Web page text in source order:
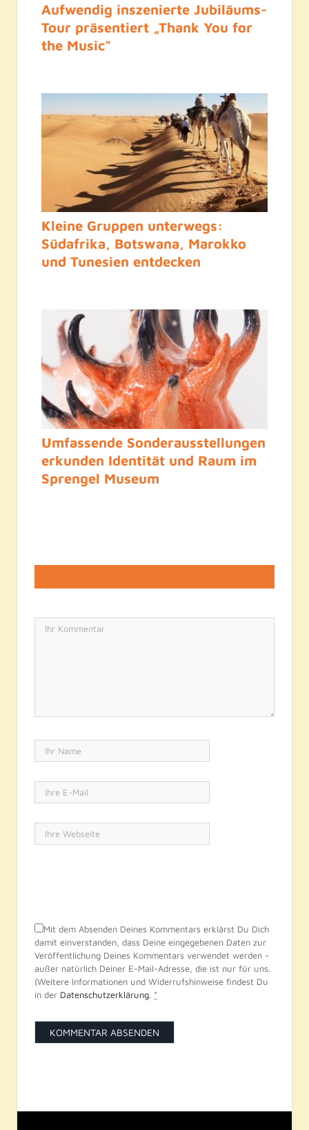
Aufwendig inszenierte Jubiläums-
Tour präsentiert „Thank You for
the Music“
Kleine Gruppen unterwegs:
Südafrika, Botswana, Marokko
und Tunesien entdecken
Umfassende Sonderausstellungen
erkunden Identität und Raum im
Sprengel Museum
Mit dem Absenden Deines Kommentars erklärst Du Dich
damit einverstanden, dass Deine eingegebenen Daten zur
Veröffentlichung Deines Kommentars verwendet werden -
außer natürlich Deiner E-Mail-Adresse, die ist nur für uns.
(Weitere Informationen und Widerrufshinweise findest Du
in der Datenschutzerklärung. *